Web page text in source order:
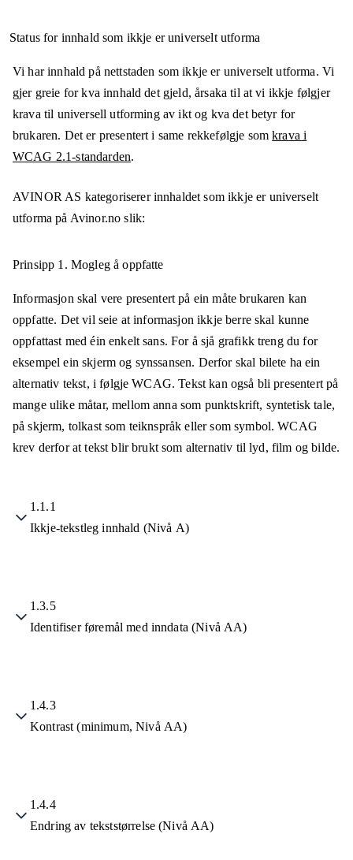
Status for innhald som ikkje er universelt utforma
Vi har innhald på nettstaden som ikkje er universelt utforma. Vi
gjer greie for kva innhald det gjeld, årsaka til at vi ikkje følgjer
krava til universell utforming av ikt og kva det betyr for
brukaren. Det er presentert i same rekkefølgje somkrava i
WCAG 2.1-standarden.
AVINOR AS kategoriserer innhaldet som ikkje er universelt
utforma på Avinor.no slik:
Prinsipp 1. Mogleg å oppfatte
Informasjon skal vere presentert på ein måte brukaren kan
oppfatte. Det vil seie at informasjon ikkje berre skal kunne
oppfattast med éin enkelt sans. For å sjå grafikk treng du for
eksempel ein skjerm og synssansen. Derfor skal bilete ha ein
alternativ tekst, i følgje WCAG. Tekst kan også bli presentert på
mange ulike måtar, mellom anna som punktskrift, syntetisk tale,
på skjerm, tolkast som teiknspråk eller som symbol. WCAG
krev derfor at tekst blir brukt som alternativ til lyd, film og bilde.
1.1.1
Ikkje-tekstleg innhald (Nivå A)
1.3.5
Identifiser føremål med inndata (Nivå AA)
1.4.3
Kontrast (minimum, Nivå AA)
1.4.4
Endring av tekststørrelse (Nivå AA)